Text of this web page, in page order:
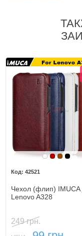
Белый
42521
Чехол (флип) IMUCA
Lenovo A328
249 грн.